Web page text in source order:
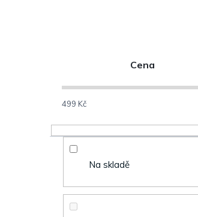
t
Cena
499 Kč
Na skladě